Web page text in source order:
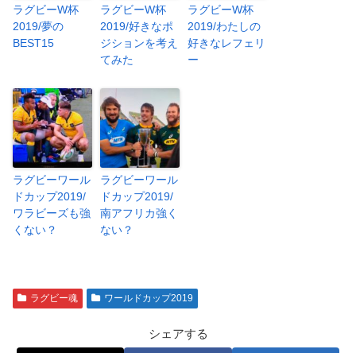
ラグビーW杯
2019/夢の
BEST15
ラグビーW杯
2019/好きなポ
ジションを考え
てみた
ラグビーW杯
2019/わたしの
好きなレフェリ
ー
ラグビーワール
ドカップ2019/
ワラビーズも強
くない？
ラグビーワール
ドカップ2019/
南アフリカ強く
ない？
ラグビー魂 ワールドカップ2019
シェアする